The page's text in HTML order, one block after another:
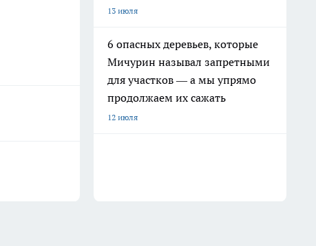
13 июля
6 опасных деревьев, которые
Мичурин называл запретными
для участков — а мы упрямо
продолжаем их сажать
12 июля